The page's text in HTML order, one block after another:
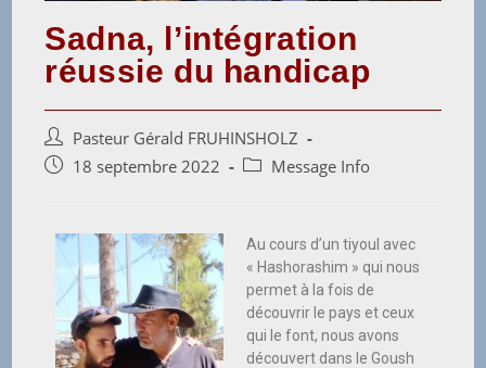
Sadna, l’intégration
réussie du handicap
Pasteur Gérald FRUHINSHOLZ
18 septembre 2022
Message Info
Au cours d’un tiyoul avec
« Hashorashim » qui nous
permet à la fois de
découvrir le pays et ceux
qui le font, nous avons
découvert dans le Goush